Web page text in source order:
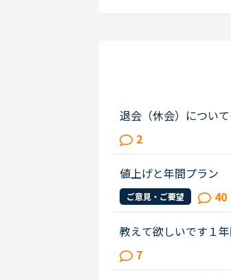
退会（休会）につい
退会するのにベスト
ことなのでしょうか
2
値上げと年間プラン
ご意見・ご要望 40
教えて欲しいです１
&quot;they&quot; の
ap?と言うのがあるの
7